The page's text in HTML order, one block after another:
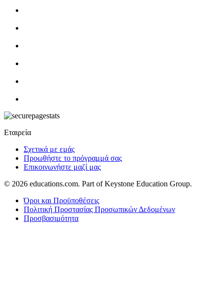
Εταιρεία
Σχετικά με εμάς
Προωθήστε το πρόγραμμά σας
Επικοινωνήστε μαζί μας
© 2026 educations.com. Part of Keystone Education Group.
Όροι και Προϋποθέσεις
Πολιτική Προστασίας Προσωπικών Δεδομένων
Προσβασιμότητα